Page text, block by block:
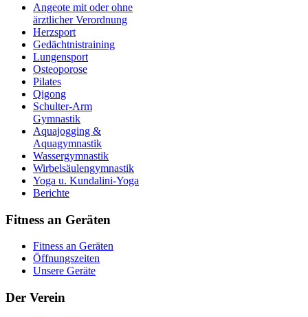
Angeote mit oder ohne
ärztlicher Verordnung
Herzsport
Gedächtnistraining
Lungensport
Osteoporose
Pilates
Qigong
Schulter-Arm
Gymnastik
Aquajogging &
Aquagymnastik
Wassergymnastik
Wirbelsäulengymnastik
Yoga u. Kundalini-Yoga
Berichte
Fitness an Geräten
Fitness an Geräten
Öffnungszeiten
Unsere Geräte
Der Verein